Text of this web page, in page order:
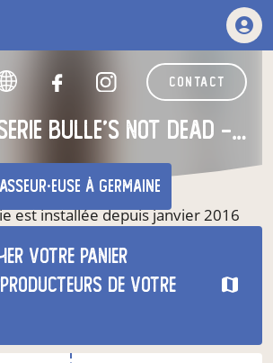
contact
Micro brasserie Bulle's not dead - La Germoise
à Germaine
votre panier
de votre
est installée depuis janvier 2016
(02), dans le Vermandois.
bières artisanales, familiales, à
tout grain, nous proposons
brunes, blanches, ambrées, India
les trouverez à la brasserie ainsi